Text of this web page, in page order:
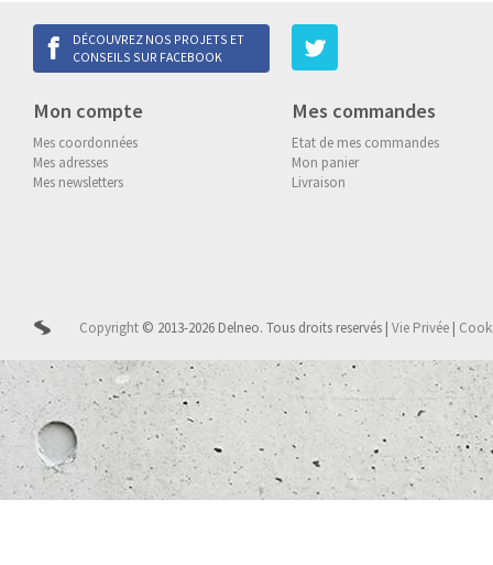
DÉCOUVREZ NOS PROJETS ET
CONSEILS SUR FACEBOOK
Mon compte
Mes coordonnées
Mes adresses
Mes newsletters
Mes commandes
Etat de mes commandes
Mon panier
Livraison
Copyright © 2013-2026 Delneo. Tous droits reservés | Vie Privée |